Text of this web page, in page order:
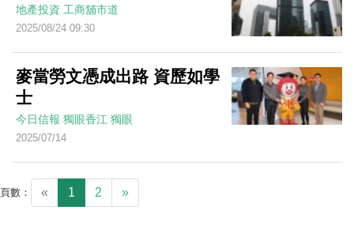
地產投資 工商舖市道
2025/08/24 09:30
麥當勞文憑成出路 資歷如學
士
今日信報 獨眼香江 獨眼
2025/07/14
頁數： « 1 2 »